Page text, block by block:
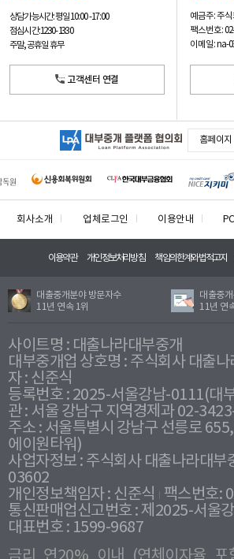
상담가능시간: 평일10:00 -17:00
점심시간: 12:30 - 13:30
주말, 공휴일 휴무
고객센터 연결
예금주: 주
팩스번호:
이메일: na-
홈페이지
회사소개 업체로그인 이용안내
이용약관 개인정보처리방침 책임의한계와법적고지
대출중개분야 방문자수
11년 연속 1위
대출중
11년 연
사이트명 : 대출나라대부중개
대부중개업 상호명 : 주식회사 대출나
자 : 신준식
등록번호 : 2025-서울강남-0111(대
관 : 서울 강남구 지역경제과 02-
주소 : 서울특별시 강남구 선릉로
에이원타워)
사업자정보 : 주식회사 대출나라대
03602
개인정보책임자 : 신준식
팩스번호:
통신판매업신고번호 : 제2025-서울
대표번호 : 1599-9687